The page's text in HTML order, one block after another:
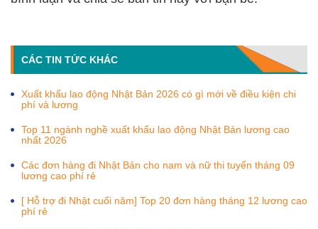
CÁC TIN TỨC KHÁC
Xuất khẩu lao động Nhật Bản 2026 có gì mới về điều kiện chi
phí và lương
Top 11 ngành nghề xuất khẩu lao động Nhật Bản lương cao
nhất 2026
Các đơn hàng đi Nhật Bản cho nam và nữ thi tuyển tháng 09
lương cao phí rẻ
[ Hỗ trợ đi Nhật cuối năm] Top 20 đơn hàng tháng 12 lương cao
phí rẻ